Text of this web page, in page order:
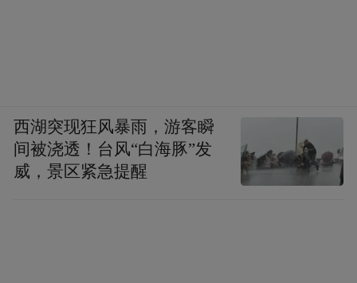
西湖突现狂风暴雨，游客瞬
间被浇透！台风“白海豚”发
威，景区紧急提醒